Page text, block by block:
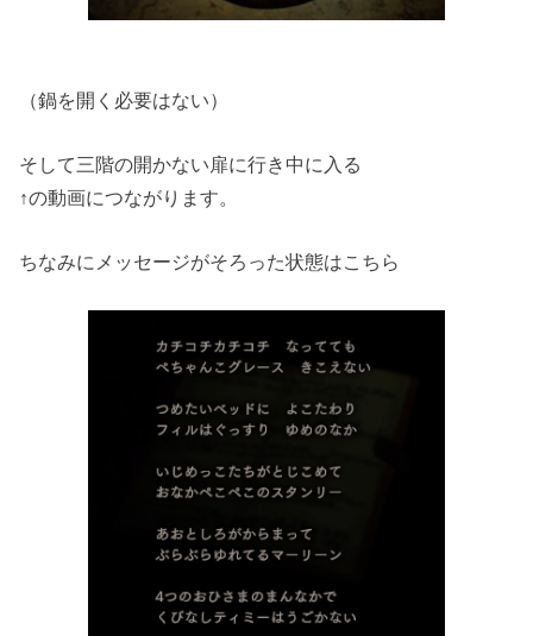
（鍋を開く必要はない）
そして三階の開かない扉に行き中に入る
↑の動画につながります。
ちなみにメッセージがそろった状態はこちら